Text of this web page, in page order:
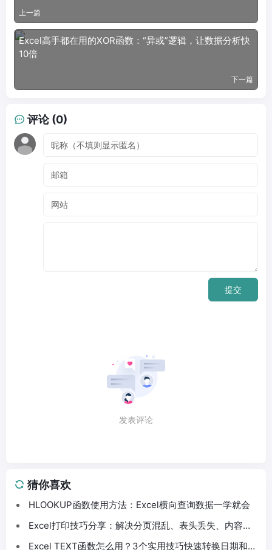
上一篇
Excel高手都在用的XOR函数：“异或”逻辑，让数据分析快
10倍
下一篇
评论 (0)
提交
发表评论
猜你喜欢
HLOOKUP函数使用方法：Excel横向查询数据一学就会
Excel打印技巧分享：解决分页混乱、表头丢失、内容截
Excel TEXT函数怎么用？3个实用技巧快速转换日期和数